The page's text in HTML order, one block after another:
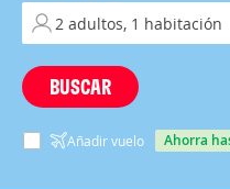
BUSCAR
Añadir vuelo ahorra